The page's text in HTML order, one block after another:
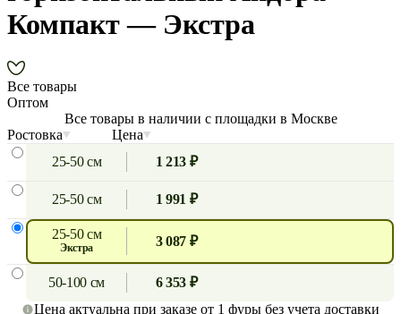
Компакт — Экстра
Все товары
Оптом
Все товары в наличии с площадки в Москве
Ростовка
Цена
25-50 см
1 213 ₽
25-50 см 1 991 ₽
25-50 см
экстра 3 087 ₽
50-100 см
6 353 ₽
Цена актуальна при заказе от 1 фуры без учета доставки